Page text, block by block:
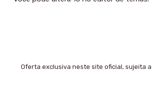
Oferta exclusiva neste site oficial, sujeita